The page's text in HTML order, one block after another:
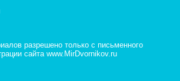
разрешено только с письменного
сайта www.MirDvornikov.ru